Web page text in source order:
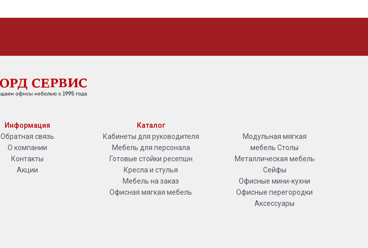
Информация
Обратная связь
О компании
Контакты
Акции
Каталог
Кабинеты для руководителя
Мебель для персонала
Готовые стойки ресепшн
Кресла и стулья
Мебель на заказ
Офисная мягкая мебель
Модульная мягкая
мебель Столы
Металлическая мебель
Сейфы
Офисные мини-кухни
Офисные перегородки
Аксессуары